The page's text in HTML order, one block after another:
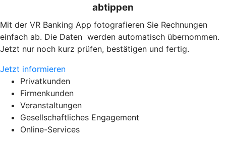
abtippen
Mit der VR Banking App fotografieren Sie Rechnungen
einfach ab. Die Daten werden automatisch übernommen.
Jetzt nur noch kurz prüfen, bestätigen und fertig.
Jetzt informieren
Privatkunden
Firmenkunden
Veranstaltungen
Gesellschaftliches Engagement
Online-Services